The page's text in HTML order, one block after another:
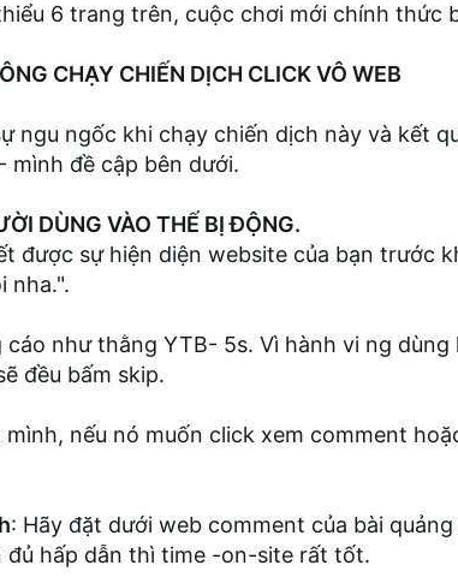
6 trang trên, cuộc chơi mới chính thức
CHẠY CHIẾN DỊCH CLICK VÔ WEB
ngu ngốc khi chạy chiến dịch này và kết
mình đề cập bên dưới.
DÙNG VÀO THẾ BỊ ĐỘNG.
được sự hiện diện website của bạn trước
nha.".
như thằng YTB- 5s. Vì hành vi ng
đều bấm skip.
mình, nếu nó muốn click xem comment
: Hãy đặt dưới web comment của bài
đủ hấp dẫn thì time -on-site rất tốt.